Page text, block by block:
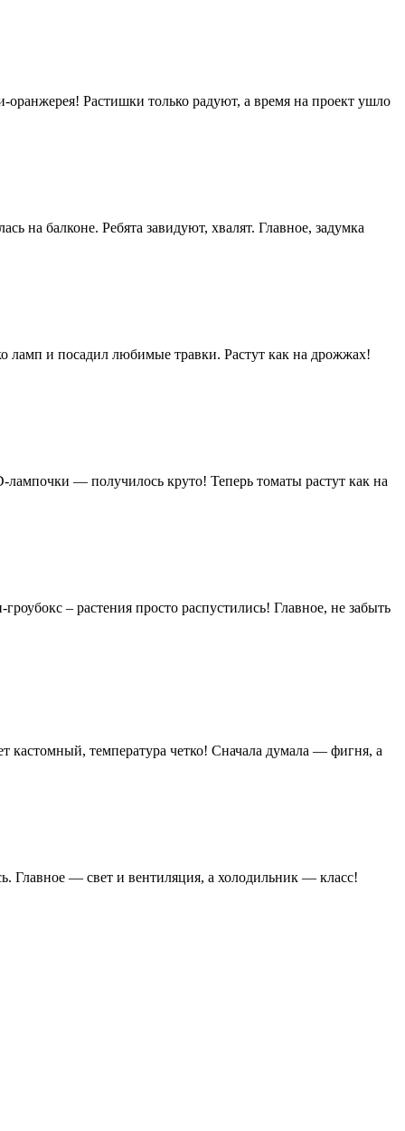
Растишки только радуют, а время на проект ушло
на балконе. Ребята завидуют, хвалят. Главное, задумка
ламп и посадил любимые травки. Растут как на дрожжах!
лампочки — получилось круто! Теперь томаты растут как на
– растения просто распустились! Главное, не забыть
кастомный, температура четко! Сначала думала — фигня, а
Главное — свет и вентиляция, а холодильник — класс!